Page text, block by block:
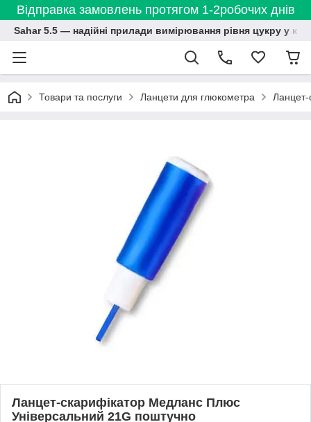
Відправка замовлень протягом 1-2робочих днів
Sahar 5.5 — надійні прилади вимірювання рівня цукру у
Товари та послуги Ланцети для глюкометра
Ланцет-скарифікатор Медланс Плюс
Універсальний 21G поштучно